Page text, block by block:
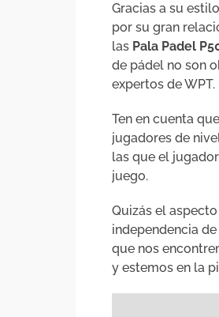
Gracias a su
por su gran
las Pala Padel
de pádel no son
expertos de WPT.
Ten en cuenta
jugadores de
las que el
juego.
Quizás el
independencia
que nos
y estemos en la